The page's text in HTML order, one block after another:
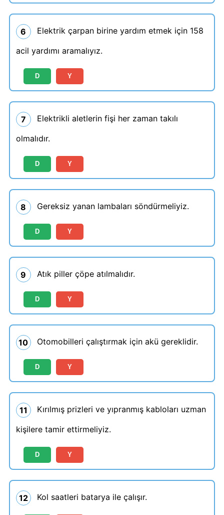
6
Elektrik çarpan birine yardım etmek için 158
acil yardımı aramalıyız.
D Y
7
Elektrikli aletlerin fişi her zaman takılı
olmalıdır.
D Y
8 Gereksiz yanan lambaları söndürmeliyiz.
D Y
9 Atık piller çöpe atılmalıdır.
D Y
10 Otomobilleri çalıştırmak için akü gereklidir.
D Y
11
Kırılmış prizleri ve yıpranmış kabloları uzman
kişilere tamir ettirmeliyiz.
D Y
12 Kol saatleri batarya ile çalışır.